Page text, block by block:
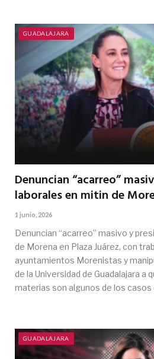
GUADALAJARA
Denuncian “acarreo”
laborales en mitin de
1 junio, 2026
Denuncian “acarreo” masivo y
de Morena en Plaza Juárez, con
ayuntamientos Morenistas y
de la Universidad de Guadalajara a
materias son algunos de los casos
GUADALAJARA